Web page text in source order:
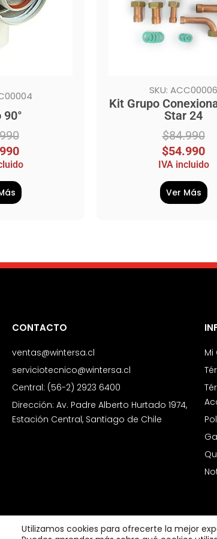
90°
SKU: ACC00006
Kit Grupo
Star 24
$84.990
$54.990
IVA incluido
Ver Más
CONTACTO
ventas@wintersa.cl
serviciotecnico@wintersa.cl
Central: (56-2) 2923 6400
Dirección: Av. Padre Alberto Hurtado 1974,
Estación Central, Santiago de Chile
Mi
Utilizamos cookies para ofrecerte la mejor